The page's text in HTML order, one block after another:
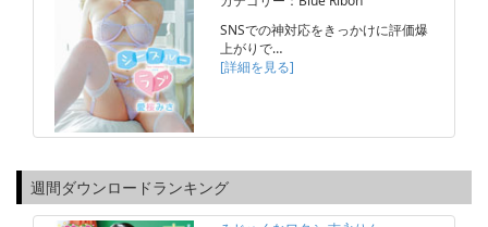
SNSでの神対応をきっかけに評価爆
上がりで…
[詳細を見る]
週間ダウンロードランキング